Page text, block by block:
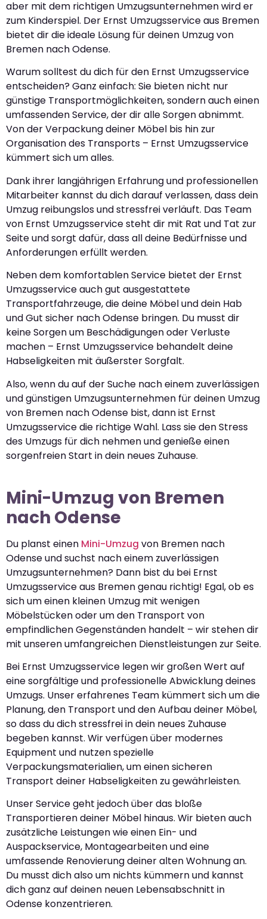
aber mit dem richtigen Umzugsunternehmen wird er
zum Kinderspiel. Der Ernst Umzugsservice aus Bremen
bietet dir die ideale Lösung für deinen Umzug von
Bremen nach Odense.
Warum solltest du dich für den Ernst Umzugsservice
entscheiden? Ganz einfach: Sie bieten nicht nur
günstige Transportmöglichkeiten, sondern auch einen
umfassenden Service, der dir alle Sorgen abnimmt.
Von der Verpackung deiner Möbel bis hin zur
Organisation des Transports – Ernst Umzugsservice
kümmert sich um alles.
Dank ihrer langjährigen Erfahrung und professionellen
Mitarbeiter kannst du dich darauf verlassen, dass dein
Umzug reibungslos und stressfrei verläuft. Das Team
von Ernst Umzugsservice steht dir mit Rat und Tat zur
Seite und sorgt dafür, dass all deine Bedürfnisse und
Anforderungen erfüllt werden.
Neben dem komfortablen Service bietet der Ernst
Umzugsservice auch gut ausgestattete
Transportfahrzeuge, die deine Möbel und dein Hab
und Gut sicher nach Odense bringen. Du musst dir
keine Sorgen um Beschädigungen oder Verluste
machen – Ernst Umzugsservice behandelt deine
Habseligkeiten mit äußerster Sorgfalt.
Also, wenn du auf der Suche nach einem zuverlässigen
und günstigen Umzugsunternehmen für deinen Umzug
von Bremen nach Odense bist, dann ist Ernst
Umzugsservice die richtige Wahl. Lass sie den Stress
des Umzugs für dich nehmen und genieße einen
sorgenfreien Start in dein neues Zuhause.
Mini-Umzug von Bremen
nach Odense
Du planst einen Mini-Umzug von Bremen nach
Odense und suchst nach einem zuverlässigen
Umzugsunternehmen? Dann bist du bei Ernst
Umzugsservice aus Bremen genau richtig! Egal, ob es
sich um einen kleinen Umzug mit wenigen
Möbelstücken oder um den Transport von
empfindlichen Gegenständen handelt – wir stehen dir
mit unseren umfangreichen Dienstleistungen zur Seite.
Bei Ernst Umzugsservice legen wir großen Wert auf
eine sorgfältige und professionelle Abwicklung deines
Umzugs. Unser erfahrenes Team kümmert sich um die
Planung, den Transport und den Aufbau deiner Möbel,
so dass du dich stressfrei in dein neues Zuhause
begeben kannst. Wir verfügen über modernes
Equipment und nutzen spezielle
Verpackungsmaterialien, um einen sicheren
Transport deiner Habseligkeiten zu gewährleisten.
Unser Service geht jedoch über das bloße
Transportieren deiner Möbel hinaus. Wir bieten auch
zusätzliche Leistungen wie einen Ein- und
Auspackservice, Montagearbeiten und eine
umfassende Renovierung deiner alten Wohnung an.
Du musst dich also um nichts kümmern und kannst
dich ganz auf deinen neuen Lebensabschnitt in
Odense konzentrieren.